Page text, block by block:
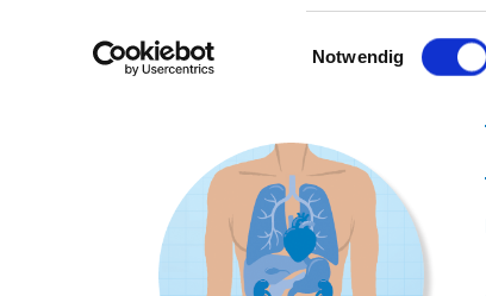
Einwilligungsauswahl
Notwendig